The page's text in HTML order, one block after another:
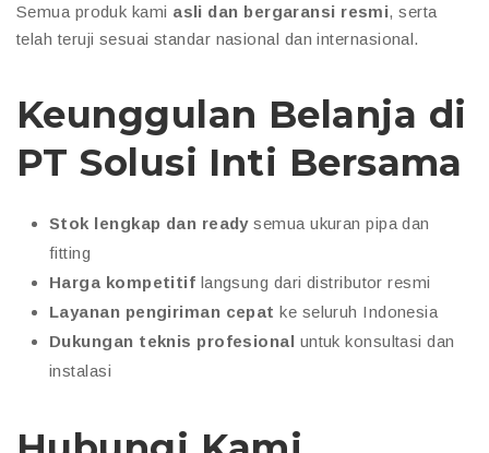
Semua produk kami asli dan bergaransi resmi, serta
telah teruji sesuai standar nasional dan internasional.
Keunggulan Belanja di
PT Solusi Inti Bersama
Stok lengkap dan readysemua ukuran pipa dan
fitting
Harga kompetitif langsung dari distributor resmi
Layanan pengiriman cepat ke seluruh Indonesia
Dukungan teknis profesional untuk konsultasi dan
instalasi